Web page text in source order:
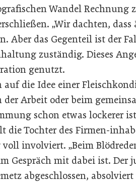
Wandel
„Wir dachten, dass
Aber das Gegenteil ist der
zuständig. Dieses
genutzt.
die Idee einer
der Arbeit oder beim
schon etwas lockerer
die Tochter des Firmen-
involviert. „Beim
Gespräch mit dabei ist. Der
abgeschlossen,